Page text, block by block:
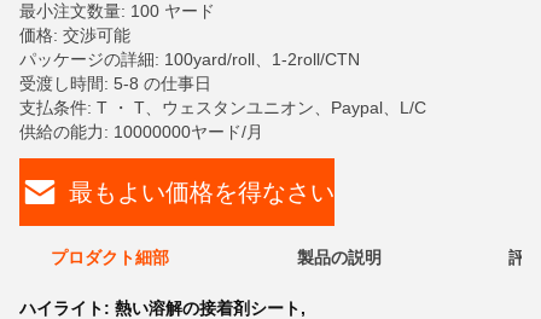
最小注文数量: 100 ヤード
価格: 交渉可能
パッケージの詳細: 100yard/roll、1-2roll/CTN
受渡し時間: 5-8 の仕事日
支払条件: T ・ T、ウェスタンユニオン、Paypal、L/C
供給の能力: 10000000ヤード/月
最もよい価格を得なさい
プロダクト細部 製品の説明 評
ハイライト: 熱い溶解の接着剤シート,